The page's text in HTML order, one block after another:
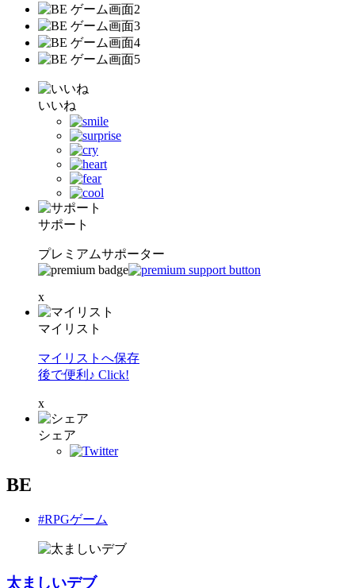
いいね
サポート
プレミアムサポーター
x
マイリスト
マイリストへ保存
後で便利♪ Click!
x
シェア
BE
#RPGゲーム
太ましいデブ